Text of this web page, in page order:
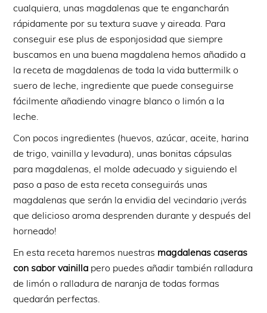
cualquiera, unas magdalenas que te engancharán
rápidamente por su textura suave y aireada. Para
conseguir ese plus de esponjosidad que siempre
buscamos en una buena magdalena hemos añadido a
la receta de magdalenas de toda la vida buttermilk o
suero de leche, ingrediente que puede conseguirse
fácilmente añadiendo vinagre blanco o limón a la
leche.
Con pocos ingredientes (huevos, azúcar, aceite, harina
de trigo, vainilla y levadura), unas bonitas cápsulas
para magdalenas, el molde adecuado y siguiendo el
paso a paso de esta receta conseguirás unas
magdalenas que serán la envidia del vecindario ¡verás
que delicioso aroma desprenden durante y después del
horneado!
En esta receta haremos nuestras magdalenas caseras
con sabor vainilla pero puedes añadir también ralladura
de limón o ralladura de naranja de todas formas
quedarán perfectas.